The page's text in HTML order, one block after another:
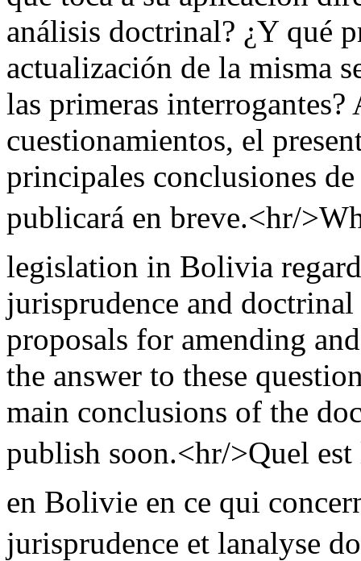
análisis doctrinal? ¿Y qué
actualización de la misma
las primeras interrogantes?
cuestionamientos, el
principales conclusiones
publicará en breve.<hr/
legislation in Bolivia
jurisprudence and
proposals for amending
the answer to these
main conclusions of the
publish soon.<hr/>Quel est
en Bolivie en ce qui
jurisprudence et lanalyse